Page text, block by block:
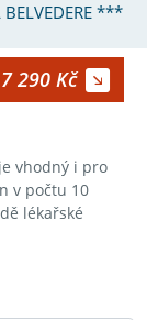
BELVEDERE ***
7 290 Kč
vhodný i pro
v počtu 10
lékařské